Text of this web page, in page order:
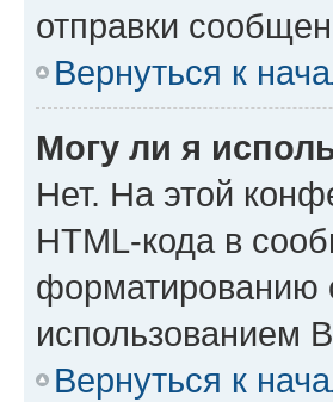
отправки
Вернуться к
Могу ли я
Нет. На этой
HTML-кода в
форматированию
использованием
Вернуться к